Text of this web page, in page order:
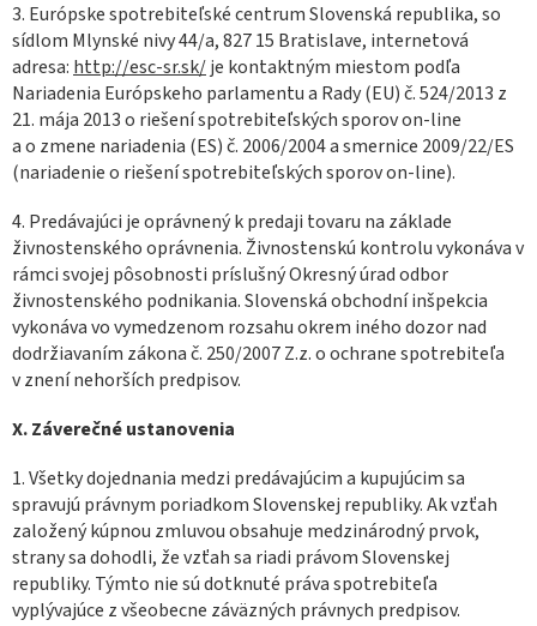
3. Európske spotrebiteľské centrum Slovenská republika, so
sídlom Mlynské nivy 44/a, 827 15 Bratislave, internetová
adresa: http://esc-sr.sk/je kontaktným miestom podľa
Nariadenia Európskeho parlamentu a Rady (EU) č. 524/2013 z
21. mája 2013 o riešení spotrebiteľských sporov on-line
a o zmene nariadenia (ES) č. 2006/2004 a smernice 2009/22/ES
(nariadenie o riešení spotrebiteľských sporov on-line).
4. Predávajúci je oprávnený k predaji tovaru na základe
živnostenského oprávnenia. Živnostenskú kontrolu vykonáva v
rámci svojej pôsobnosti príslušný Okresný úrad odbor
živnostenského podnikania. Slovenská obchodní inšpekcia
vykonáva vo vymedzenom rozsahu okrem iného dozor nad
dodržiavaním zákona č. 250/2007 Z.z. o ochrane spotrebiteľa
v znení nehorších predpisov.
X.Záverečné ustanovenia
1. Všetky dojednania medzi predávajúcim a kupujúcim sa
spravujú právnym poriadkom Slovenskej republiky. Ak vzťah
založený kúpnou zmluvou obsahuje medzinárodný prvok,
strany sa dohodli, že vzťah sa riadi právom Slovenskej
republiky. Týmto nie sú dotknuté práva spotrebiteľa
vyplývajúce z všeobecne záväzných právnych predpisov.